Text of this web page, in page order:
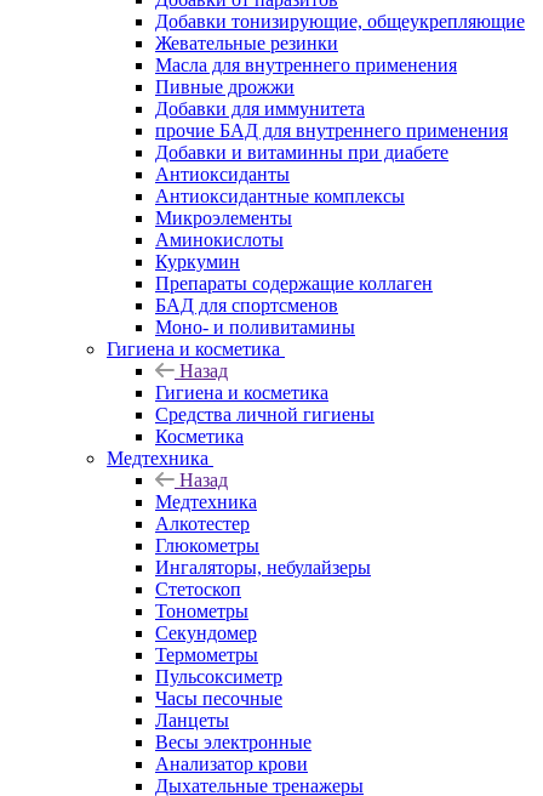
Добавки тонизирующие, общеукрепляющие
Жевательные резинки
Масла для внутреннего применения
Пивные дрожжи
Добавки для иммунитета
прочие БАД для внутреннего применения
Добавки и витаминны при диабете
Антиоксиданты
Антиоксидантные комплексы
Микроэлементы
Аминокислоты
Куркумин
Препараты содержащие коллаген
БАД для спортсменов
Моно- и поливитамины
Гигиена и косметика
Назад
Гигиена и косметика
Средства личной гигиены
Косметика
Медтехника
Назад
Медтехника
Алкотестер
Глюкометры
Ингаляторы, небулайзеры
Стетоскоп
Тонометры
Секундомер
Термометры
Пульсоксиметр
Часы песочные
Ланцеты
Весы электронные
Анализатор крови
Дыхательные тренажеры